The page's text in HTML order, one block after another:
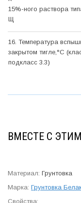
15%-ного раствора
Щ
16. Температура
закрытом тигле,°С
подкласс 3.3)
ВМЕСТЕ С
Грунтовка
Грунтовка